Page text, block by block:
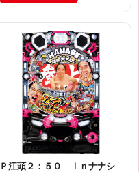
Ｐ江頭２：５０ ｉｎナナシ